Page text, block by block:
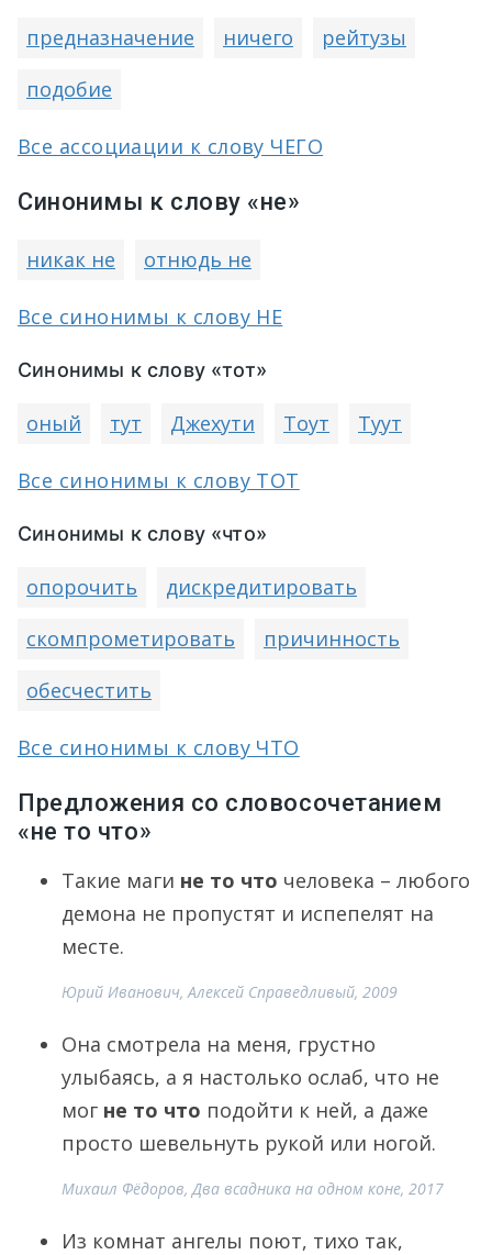
предназначение ничего
рейтузы
подобие
Все ассоциации к слову ЧЕГО
Синонимы к слову «не»
никак не отнюдь не
Все синонимы к слову НЕ
Синонимы к слову «тот»
оный тут Джехути Тоут Туут
Все синонимы к слову ТОТ
Синонимы к слову «что»
опорочить
дискредитировать
скомпрометировать
причинность
обесчестить
Все синонимы к слову ЧТО
Предложения со словосочетанием
«не то что»
Такие маги не то что человека – любого
демона не пропустят и испепелят на
месте.
Юрий Иванович, Алексей Справедливый, 2009
Она смотрела на меня, грустно
улыбаясь, а я настолько ослаб, что не
мог не то что подойти к ней, а даже
просто шевельнуть рукой или ногой.
Михаил Фёдоров, Два всадника на одном коне, 2017
Из комнат ангелы поют, тихо так,